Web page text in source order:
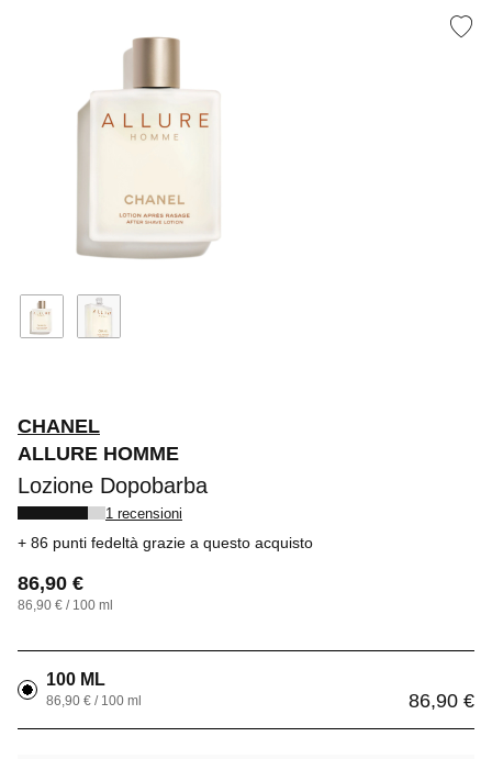
CHANEL
ALLURE HOMME
Lozione Dopobarba
1 recensioni
86 punti fedeltà grazie a questo acquisto
86,90 €
86,90 € / 100 ml
100 ML
86,90 €
86,90 € / 100 ml